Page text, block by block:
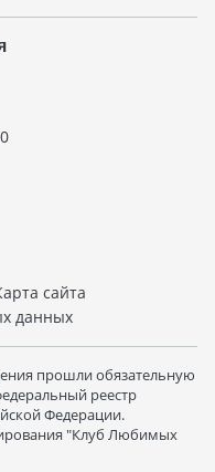
сайта
данных
прошли обязательную
реестр
Федерации.
"Клуб Любимых